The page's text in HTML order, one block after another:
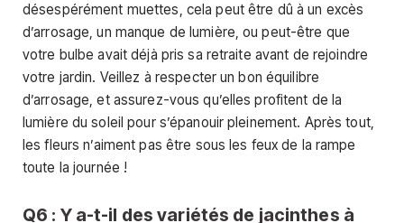
désespérément muettes, cela peut être dû à un excès
d’arrosage, un manque de lumière, ou peut-être que
votre bulbe avait déjà pris sa retraite avant de rejoindre
votre jardin. Veillez à respecter un bon équilibre
d’arrosage, et assurez-vous qu’elles profitent de la
lumière du soleil pour s’épanouir pleinement. Après tout,
les fleurs n’aiment pas être sous les feux de la rampe
toute la journée !
Q6 : Y a-t-il des variétés de jacinthes à